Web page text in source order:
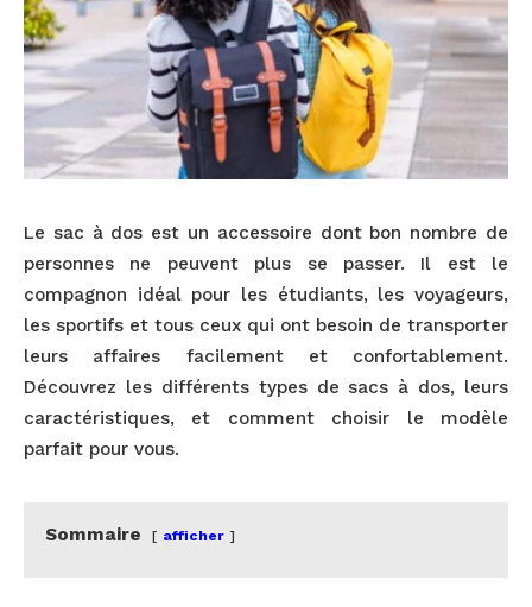
Le sac à dos est un accessoire dont bon nombre de
personnes ne peuvent plus se passer. Il est le
compagnon idéal pour les étudiants, les voyageurs,
les sportifs et tous ceux qui ont besoin de transporter
leurs affaires facilement et confortablement.
Découvrez les différents types de sacs à dos, leurs
caractéristiques, et comment choisir le modèle
parfait pour vous.
Sommaire afficher